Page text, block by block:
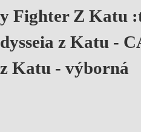
Fighter Z Katu
z Katu -
Katu - výborná